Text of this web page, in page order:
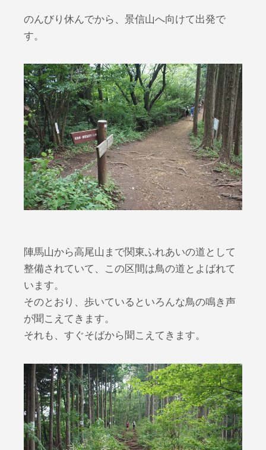
のんびり休んでから、景信山へ向けて出発で
す。
陣馬山から高尾山まで関東ふれあいの道として
整備されていて、この区間は鳥の道とよばれて
います。
そのとおり、歩いているといろんな鳥の鳴き声
が聞こえてきます。
それも、すぐそばから聞こえてきます。